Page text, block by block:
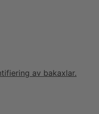
av bakaxlar.